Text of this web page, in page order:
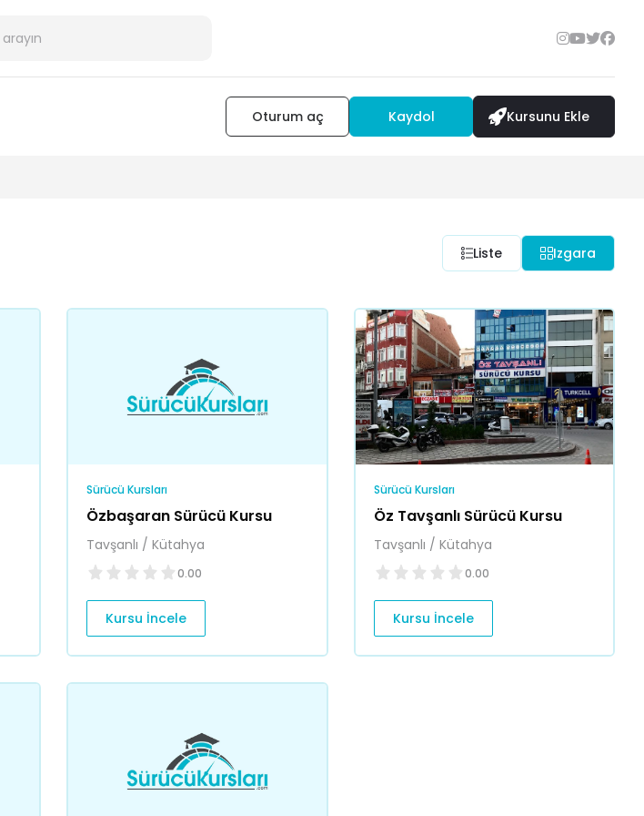
Oturum aç Kaydol Kursunu Ekle
Liste Izgara
Sürücü Kursları
Özbaşaran Sürücü Kursu
Tavşanlı / Kütahya
0.00
Kursu İncele
Sürücü Kursları
Öz Tavşanlı Sürücü Kursu
Tavşanlı / Kütahya
0.00
Kursu İncele